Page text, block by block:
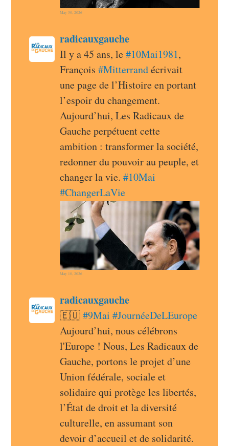
May 30, 2026
radicauxgauche avatar
radicauxgauchepost
Il y a 45 ans, le #10Mai1981,
François #Mitterrand écrivait
une page de l’Histoire en portant
l’espoir du changement.
Aujourd’hui, Les Radicaux de
Gauche perpétuent cette
ambition : transformer la société,
redonner du pouvoir au peuple, et
changer la vie. #10Mai
#ChangerLaVie
May 10, 2026
radicauxgauche avatar
radicauxgauchepost
🇪🇺 #9Mai #JournéeDeLEurope
Aujourd’hui, nous célébrons
l'Europe ! Nous, Les Radicaux de
Gauche, portons le projet d’une
Union fédérale, sociale et
solidaire qui protège les libertés,
l’État de droit et la diversité
culturelle, en assumant son
devoir d’accueil et de solidarité.